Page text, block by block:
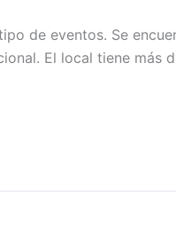
de eventos. Se
El local tiene